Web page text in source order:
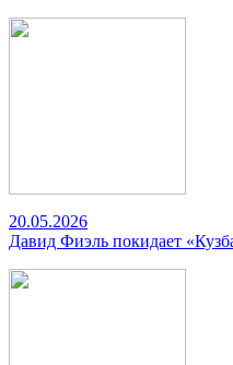
20.05.2026
Давид Фиэль покидает